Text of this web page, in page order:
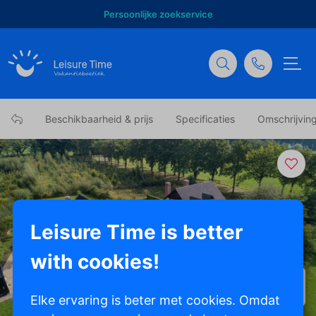
Persoonlijke zoekservice
Beschikbaarheid & prijs Specificaties
Leisure Time is better
with cookies!
Elke ervaring is beter met cookies. Omdat